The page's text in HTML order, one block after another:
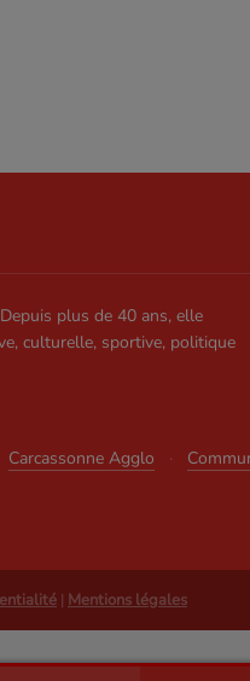
plus de 40 ans, elle
culturelle, sportive, politique
Carcassonne Agglo ·
| Mentions légales